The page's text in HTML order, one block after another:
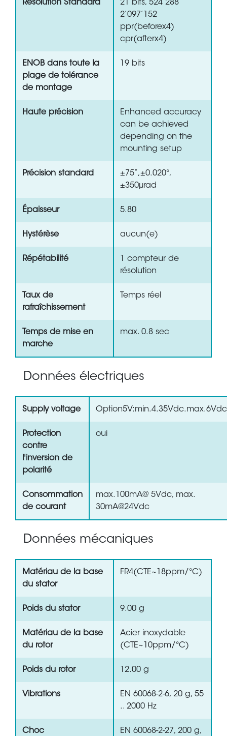
Résolution Standard
21 bits, 524’288
2’097’152
ppr(beforex4)
cpr(afterx4)
ENOB dans toute la
plage de tolérance
de montage
19 bits
Haute précision
Enhanced accuracy
can be achieved
depending on the
mounting setup
Précision standard
±75”,±0.020°,
±350µrad
Épaisseur 5.80
Hystérèse aucun(e)
Répétabilité
1 compteur de
résolution
Taux de
rafraîchissement
Temps réel
Temps de mise en
marche
max. 0.8 sec
Données électriques
Supply voltage Option5V:min.4.35Vdc.max.6Vdc
Protection
contre
l'inversion de
polarité
oui
Consommation
de courant
max.100mA@ 5Vdc, max.
30mA@24Vdc
Données mécaniques
Matériau de la base
du stator
FR4(CTE~18ppm/°C)
Poids du stator 9.00 g
Matériau de la base
du rotor
Acier inoxydable
(CTE~10ppm/°C)
Poids du rotor 12.00 g
Vibrations
EN 60068-2-6, 20 g, 55
.. 2000 Hz
Choc
EN 60068-2-27, 200 g,